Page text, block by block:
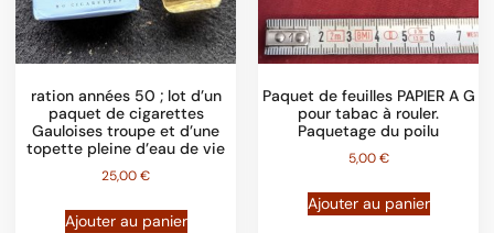
ration années 50 ; lot d’un
paquet de cigarettes
Gauloises troupe et d’une
topette pleine d’eau de vie
25,00€
Ajouter au panier
Paquet de feuilles PAPIER A G
pour tabac à rouler.
Paquetage du poilu
5,00€
Ajouter au panier